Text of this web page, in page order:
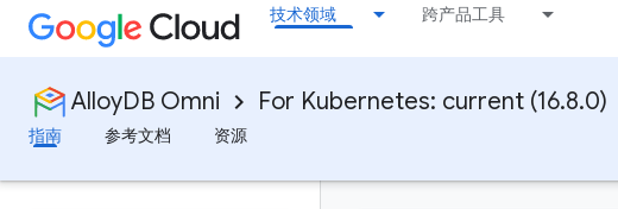
技术领域 跨产品工具
AlloyDB Omni For Kubernetes: current (16.8.0)
指南
参考文档 资源